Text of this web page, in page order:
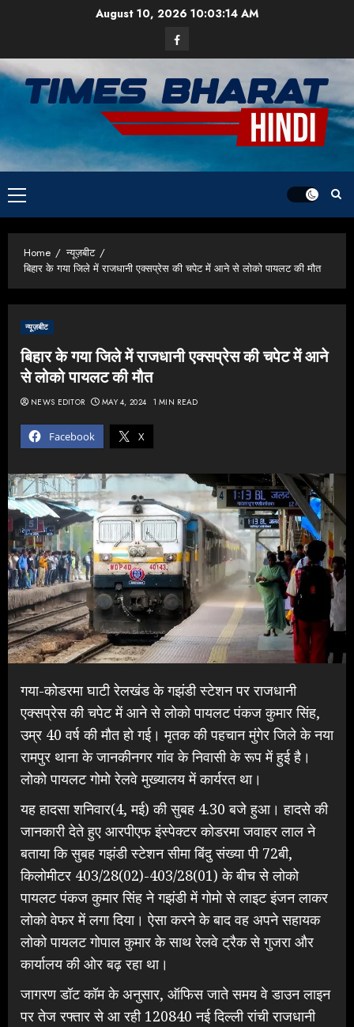
August 10, 2026 10:03:15 AM
Facebook
Primary
Menu
Home
न्यूज़बीट
बिहार के गया जिले में राजधानी एक्सप्रेस की चपेट में आने से लोको पायलट की मौत
न्यूज़बीट
बिहार के गया जिले में राजधानी एक्सप्रेस की चपेट में आने
से लोको पायलट की मौत
Facebook X
NEWS EDITOR MAY 4, 2024 1 MIN READ
गया-कोडरमा घाटी रेलखंड के गझंडी स्टेशन पर राजधानी
एक्सप्रेस की चपेट में आने से लोको पायलट पंकज कुमार सिंह,
उम्र 40 वर्ष की मौत हो गई। मृतक की पहचान मुंगेर जिले के नया
रामपुर थाना के जानकीनगर गांव के निवासी के रूप में हुई है।
लोको पायलट गोमो रेलवे मुख्यालय में कार्यरत था।
यह हादसा शनिवार(4, मई) की सुबह 4.30 बजे हुआ। हादसे की
जानकारी देते हुए आरपीएफ इंस्पेक्टर कोडरमा जवाहर लाल ने
बताया कि सुबह गझंडी स्टेशन सीमा बिंदु संख्या पी 72बी,
किलोमीटर 403/28(02)-403/28(01) के बीच से लोको
पायलट पंकज कुमार सिंह ने गझंडी में गोमो से लाइट इंजन लाकर
लोको वेफर में लगा दिया। ऐसा करने के बाद वह अपने सहायक
लोको पायलट गोपाल कुमार के साथ रेलवे ट्रैक से गुजरा और
कार्यालय की ओर बढ़ रहा था।
जागरण डॉट कॉम के अनुसार, ऑफिस जाते समय वे डाउन लाइन
पर तेज रफ्तार से आ रही 120840 नई दिल्ली रांची राजधानी